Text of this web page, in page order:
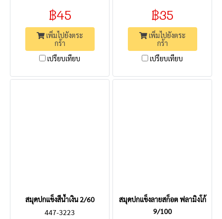
฿45
เพิ่มไปยังตระ
กร้า
เปรียบเทียบ
฿35
เพิ่มไปยังตระ
กร้า
เปรียบเทียบ
สมุดปกแข็งสีน้ำเงิน 2/60
447-3223
สมุดปกแข็งลายสก็อต ฟลามิงโก้
9/100